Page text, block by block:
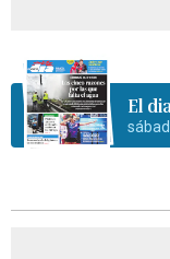
El